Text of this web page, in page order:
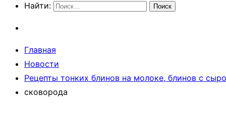
Найти:
Главная
Новости
Рецепты тонких блинов на молоке, блинов с
сковорода